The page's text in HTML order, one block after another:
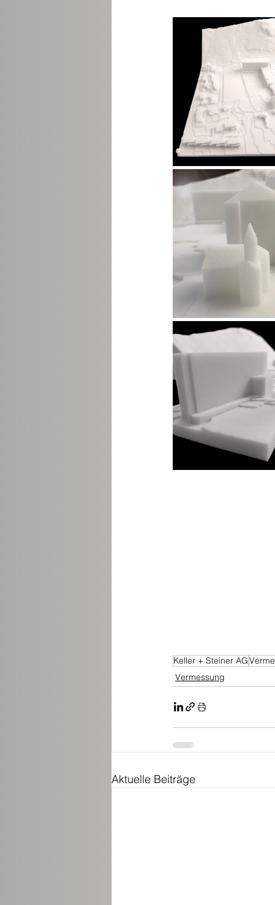
Keller + Steiner AG
Vermessung
Aktuelle Beiträge